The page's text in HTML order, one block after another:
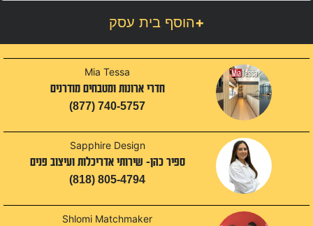
הוסף בית עסק+
Mia Tessa
חדרי ארונות ומטבחים מודרנים
(877) 740-5757
Sapphire Design
ספיר כהן- שירותי אדריכלות ועיצוב פנים
(818) 805-4794
Shlomi Matchmaker